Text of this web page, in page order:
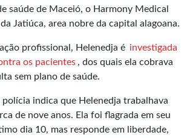
saúde de Maceió, o Harmony Medical
Jatiúca, area nobre da capital alagoana.
profissional, Helenedja é investigada
os pacientes , dos quais ela cobrava
sem plano de saúde.
polícia indica que Helenedja trabalhava
de nove anos. Ela foi flagrada em seu
dia 10, mas responde em liberdade,